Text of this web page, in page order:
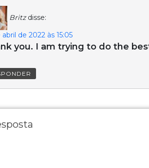
Britz disse:
abril de 2022 às 15:05
you. I am trying to do the